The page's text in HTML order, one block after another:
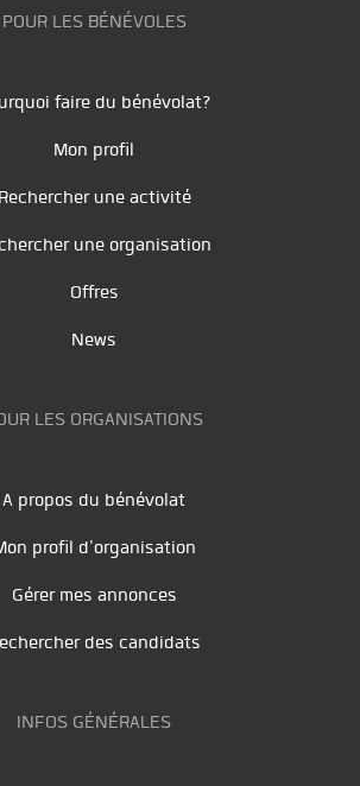
POUR LES BÉNÉVOLES
faire du bénévolat?
Mon profil
Rechercher une activité
une organisation
Offres
News
LES ORGANISATIONS
A propos du bénévolat
profil d'organisation
Gérer mes annonces
des candidats
INFOS GÉNÉRALES